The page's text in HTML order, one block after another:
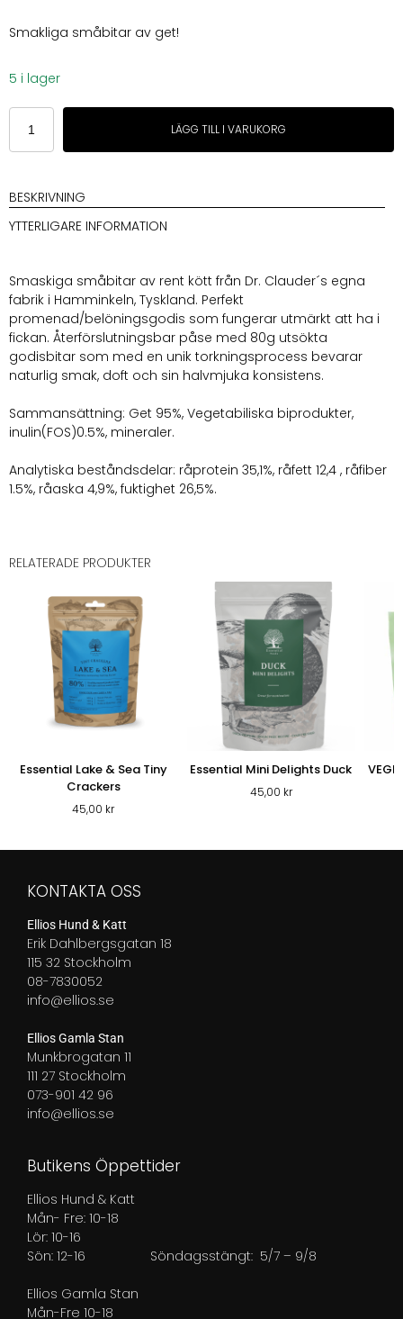
Smakliga småbitar av get!
5 i lager
Dr.
Clauder
´s
småbitar
80
g
LÄGG TILL I VARUKORG
BESKRIVNING
YTTERLIGARE INFORMATION
Smaskiga småbitar av rent kött från Dr. Clauder´s egna
fabrik i Hamminkeln, Tyskland. Perfekt
promenad/belöningsgodis som fungerar utmärkt att ha i
fickan. Återförslutningsbar påse med 80g utsökta
godisbitar som med en unik torkningsprocess bevarar
naturlig smak, doft och sin halvmjuka konsistens.
Sammansättning: Get 95%, Vegetabiliska biprodukter,
inulin(FOS)0.5%, mineraler.
Analytiska beståndsdelar: råprotein 35,1%, råfett 12,4 , råfiber
1.5%, råaska 4,9%, fuktighet 26,5%.
RELATERADE PRODUKTER
Essential Lake & Sea Tiny
Crackers
45,00 kr
Essential Mini Delights Duck
45,00 kr
KONTAKTA OSS
Ellios Hund & Katt
Erik Dahlbergsgatan 18
115 32 Stockholm
08-7830052
info@ellios.se
Ellios Gamla Stan
Munkbrogatan 11
111 27 Stockholm
073-901 42 96
info@ellios.se
Butikens Öppettider
Ellios Hund & Katt
Mån- Fre: 10-18
Lör: 10-16
Sön: 12-16 Söndagsstängt: 5/7 – 9/8
Ellios Gamla Stan
Mån-Fre 10-18